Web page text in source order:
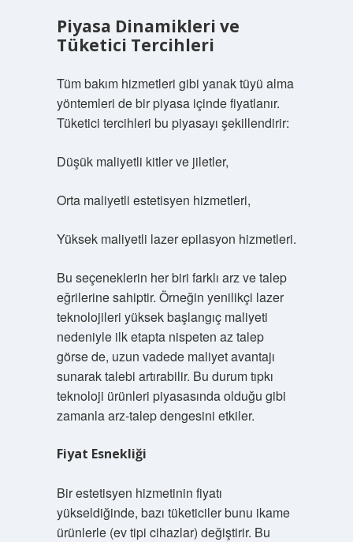
Piyasa Dinamikleri ve
Tüketici Tercihleri
Tüm bakım hizmetleri gibi yanak tüyü alma
yöntemleri de bir piyasa içinde fiyatlanır.
Tüketici tercihleri bu piyasayı şekillendirir:
Düşük maliyetli kitler ve jiletler,
Orta maliyetli estetisyen hizmetleri,
Yüksek maliyetli lazer epilasyon hizmetleri.
Bu seçeneklerin her biri farklı arz ve talep
eğrilerine sahiptir. Örneğin yenilikçi lazer
teknolojileri yüksek başlangıç maliyeti
nedeniyle ilk etapta nispeten az talep
görse de, uzun vadede maliyet avantajı
sunarak talebi artırabilir. Bu durum tıpkı
teknoloji ürünleri piyasasında olduğu gibi
zamanla arz-talep dengesini etkiler.
Fiyat Esnekliği
Bir estetisyen hizmetinin fiyatı
yükseldiğinde, bazı tüketiciler bunu ikame
ürünlerle (ev tipi cihazlar) değiştirir. Bu